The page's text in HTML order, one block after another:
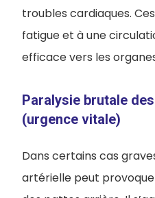
troubles cardiaques.
fatigue et à une
efficace vers les
Paralysie brutale
(urgence vitale)
Dans certains cas
artérielle peut